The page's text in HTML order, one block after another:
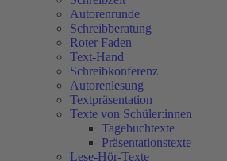
Autorenrunde
Schreibberatung
Roter Faden
Text-Hand
Schreibkonferenz
Autorenlesung
Textpräsentation
Texte von Schüler:innen
Tagebuchtexte
Präsentationstexte
Lese-Hör-Texte